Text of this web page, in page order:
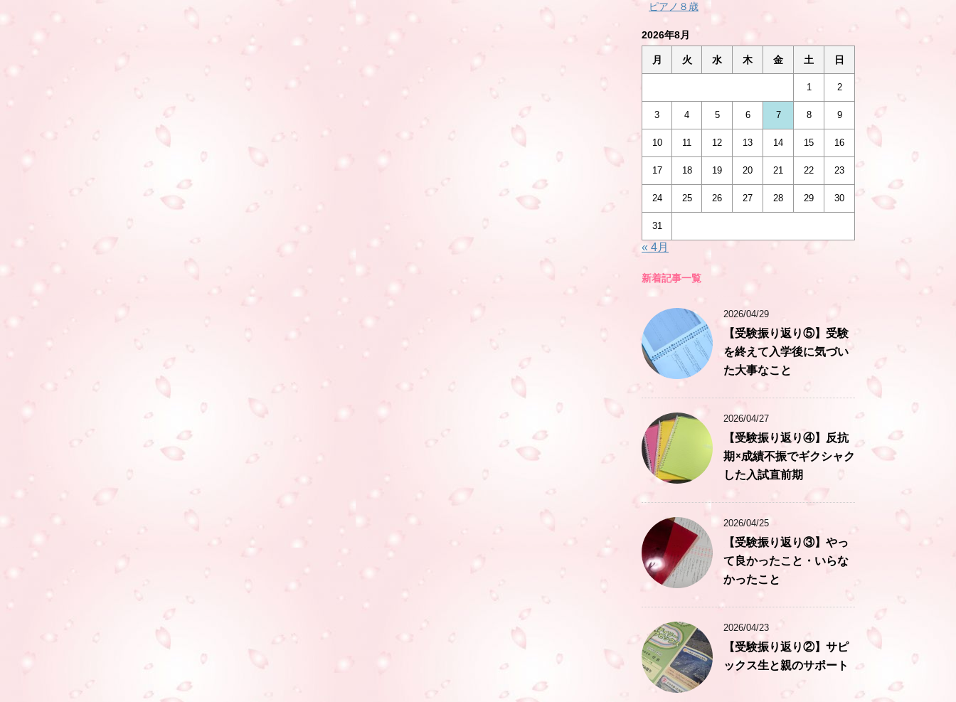
ピアノ８歳
2026年8月
月 火 水 木 金 土 日
1 2
3 4 5 6 7 8 9
10 11 12 13 14 15 16
17 18 19 20 21 22 23
24 25 26 27 28 29 30
31
« 4月
新着記事一覧
2026/04/29
【受験振り返り⑤】受験
を終えて入学後に気づい
た大事なこと
2026/04/27
【受験振り返り④】反抗
期×成績不振でギクシャク
した入試直前期
2026/04/25
【受験振り返り③】やっ
て良かったこと・いらな
かったこと
2026/04/23
【受験振り返り②】サピ
ックス生と親のサポート